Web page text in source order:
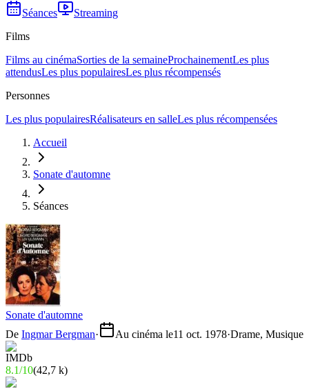
Séances
Streaming
Films
Films au cinémaSorties de la semaineProchainementLes plus
attendusLes plus populairesLes plus récompensés
Personnes
Les plus populairesRéalisateurs en salleLes plus récompensées
Accueil
Sonate d'automne
Séances
Sonate d'automne
De Ingmar Bergman· Au cinéma le11 oct. 1978·Drame, Musique
8.1/10(42,7 k)